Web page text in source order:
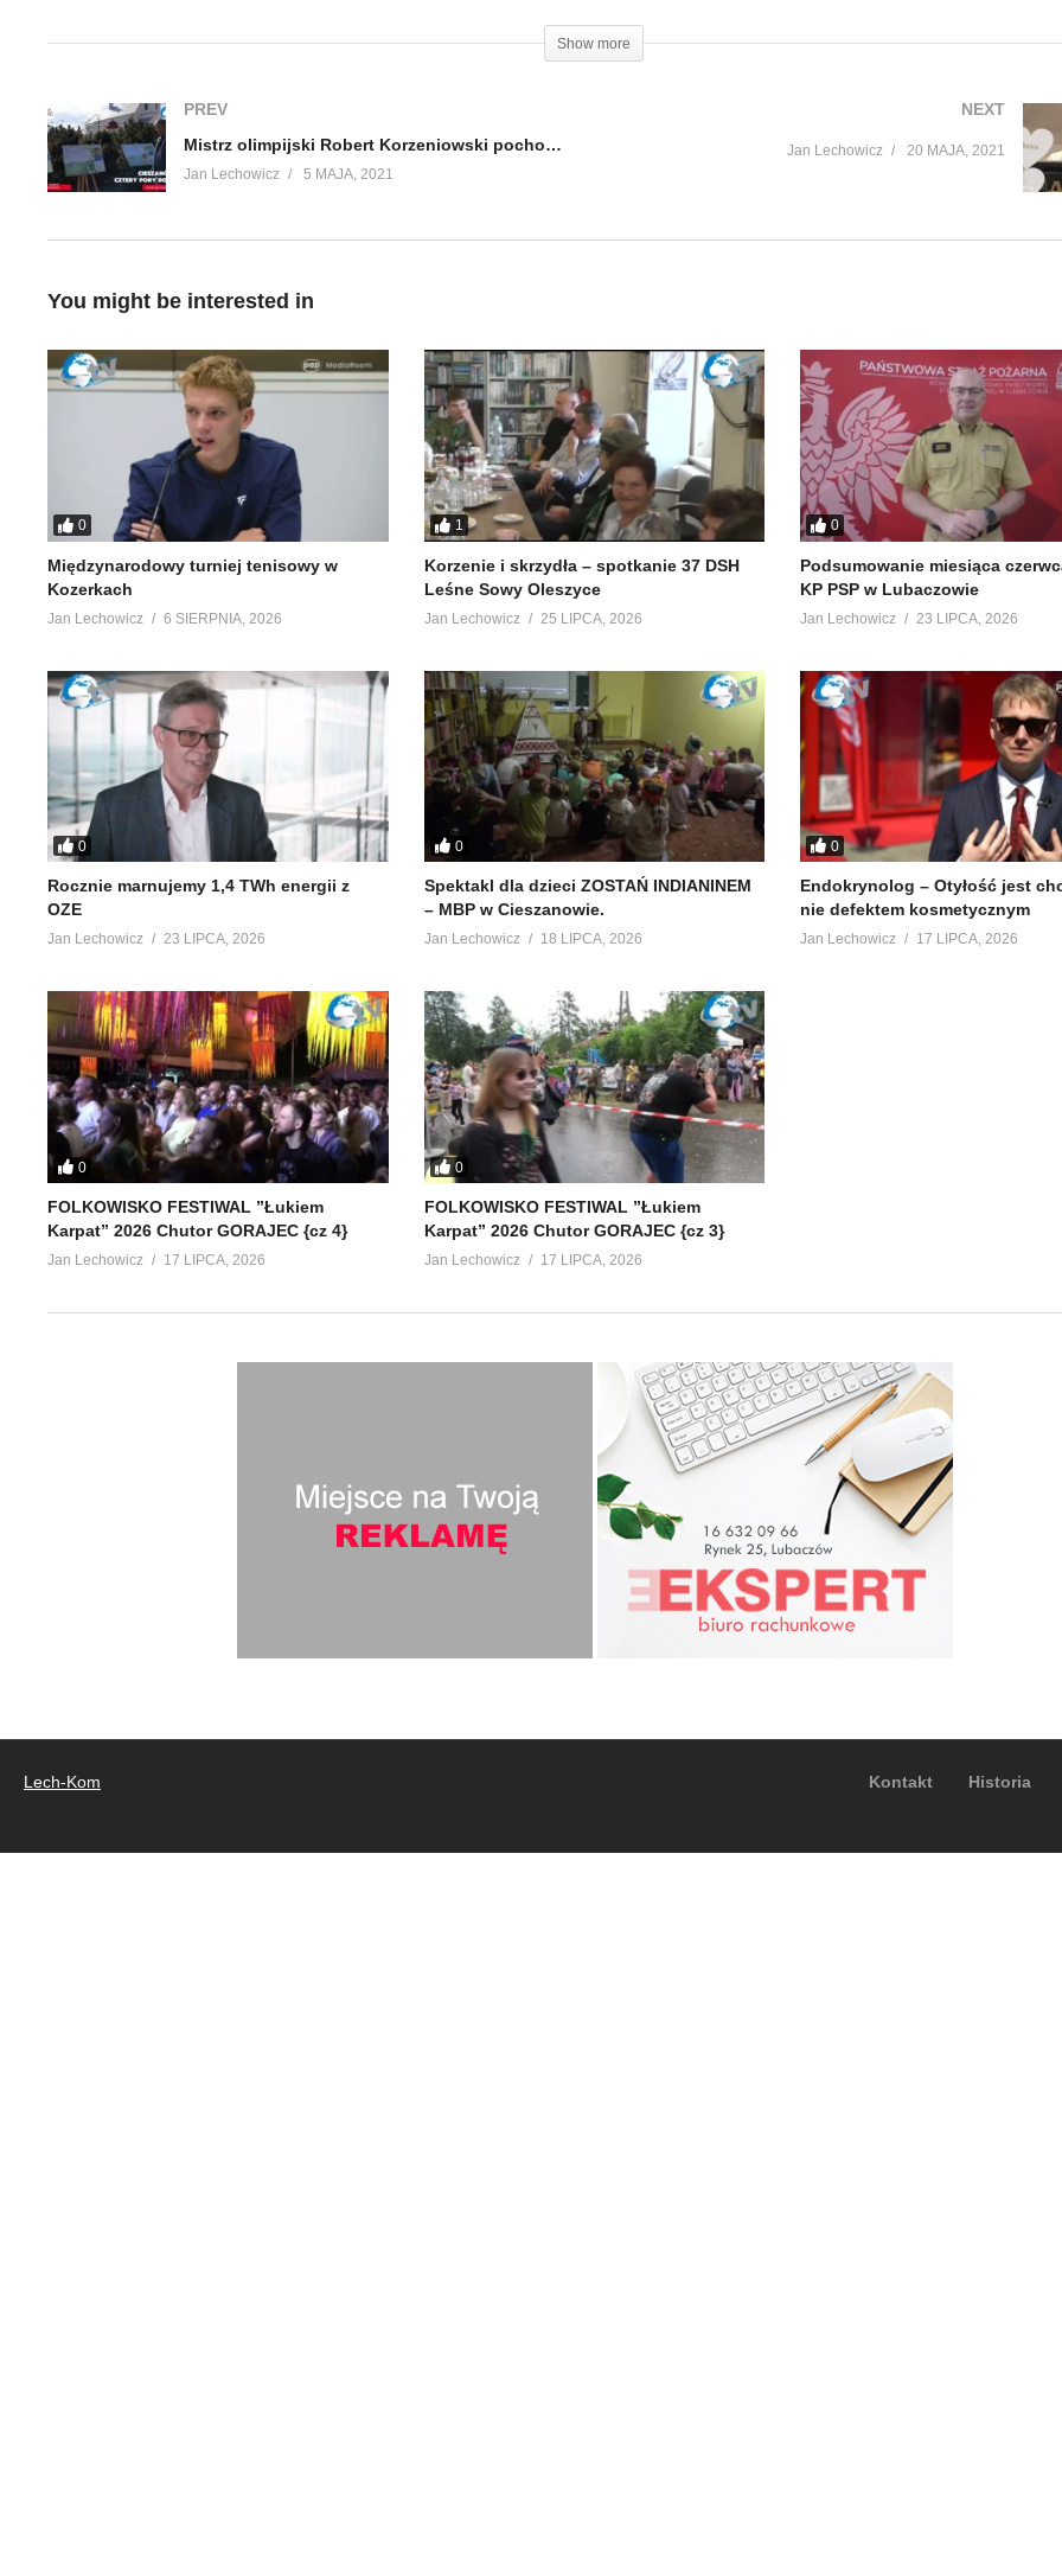
Show more
PREV
Mistrz olimpijski Robert Korzeniowski pochodzi z gminy Cieszanów
Jan Lechowicz 5 MAJA, 2021
NEXT
Jan Lechowicz 20 MAJA, 2021
You might be interested in
0
Międzynarodowy turniej tenisowy w
Kozerkach
Jan Lechowicz 6 SIERPNIA, 2026
1
Korzenie i skrzydła – spotkanie 37 DSH
Leśne Sowy Oleszyce
Jan Lechowicz 25 LIPCA, 2026
0
Podsumowanie miesiąca
KP PSP w Lubaczowie
Jan Lechowicz 23 LIPCA, 2026
0
Rocznie marnujemy 1,4 TWh energii z
OZE
Jan Lechowicz 23 LIPCA, 2026
0
Spektakl dla dzieci ZOSTAŃ INDIANINEM
– MBP w Cieszanowie.
Jan Lechowicz 18 LIPCA, 2026
0
Endokrynolog – Otyłość jest
nie defektem kosmetycznym
Jan Lechowicz 17 LIPCA, 2026
0
FOLKOWISKO FESTIWAL ”Łukiem
Karpat” 2026 Chutor GORAJEC {cz 4}
Jan Lechowicz 17 LIPCA, 2026
0
FOLKOWISKO FESTIWAL ”Łukiem
Karpat” 2026 Chutor GORAJEC {cz 3}
Jan Lechowicz 17 LIPCA, 2026
Lech-Kom Kontakt Historia